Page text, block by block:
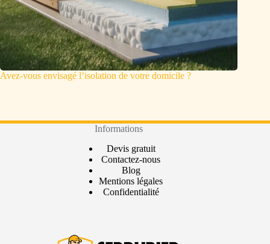
Avez-vous envisagé l’isolation de votre domicile ?
Informations
Devis gratuit
Contactez-nous
Blog
Mentions légales
Confidentialité